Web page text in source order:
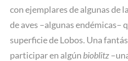
con ejemplares de algunas de
de aves –algunas endémicas–
superficie de Lobos. Una
participar en algún bioblitz